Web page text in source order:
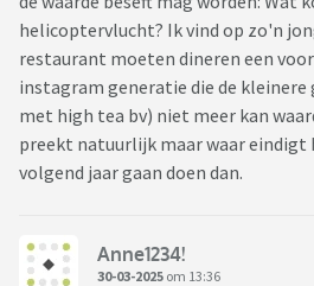
helicoptervlucht? Ik vind op zo'n
restaurant moeten dineren een
instagram generatie die de
met high tea bv) niet meer kan
preekt natuurlijk maar waar eindigt
volgend jaar gaan doen dan.
Anne1234!
30-03-2025 om 13:36